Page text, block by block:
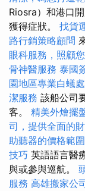
Riosra）和港口
獲得症狀。 找貨
路行銷策略顧問
眼科服務，照顧
骨神醫服務 泰國
園地區專業白蟻
潔服務 該船公司
客。 精美外燴擺
司，提供全面的
助聽器的價格範圍
技巧 英語語言醫
與或參與巡航。
服務 高雄搬家公